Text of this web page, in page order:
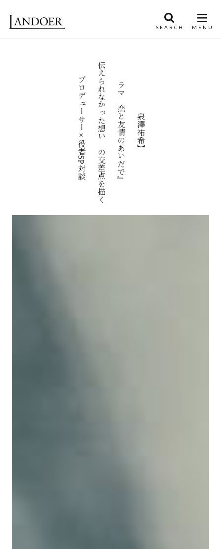
【泉澤祐希】
ドラマ『恋と友情のあいだで』
〝伝えられなかった想い〟の交差点を描く
プロデューサー×役者SP対談